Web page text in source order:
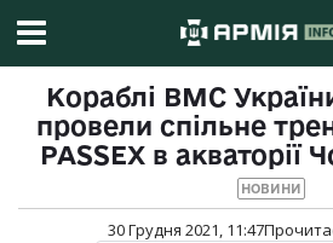
Кораблі ВМС
провели спільне
PASSEX в акваторії
НОВИНИ
30 Грудня 2021, 11:47